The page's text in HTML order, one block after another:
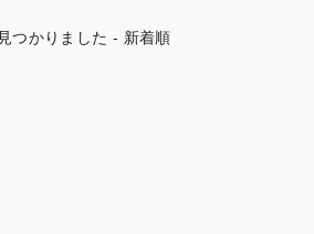
つかりました - 新着順